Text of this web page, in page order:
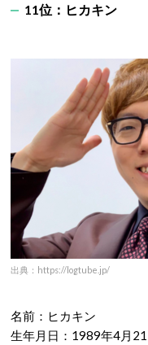
11位：ヒカキン
出典：https://logtube.jp/
名前：ヒカキン
生年月日： 1989年4月 21